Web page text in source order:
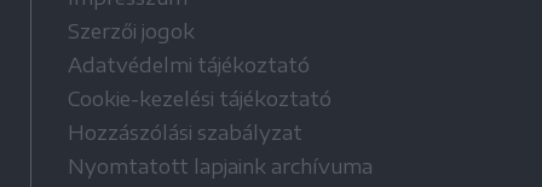
Szerzői jogok
Adatvédelmi tájékoztató
Cookie-kezelési tájékoztató
Hozzászólási szabályzat
Nyomtatott lapjaink archívuma